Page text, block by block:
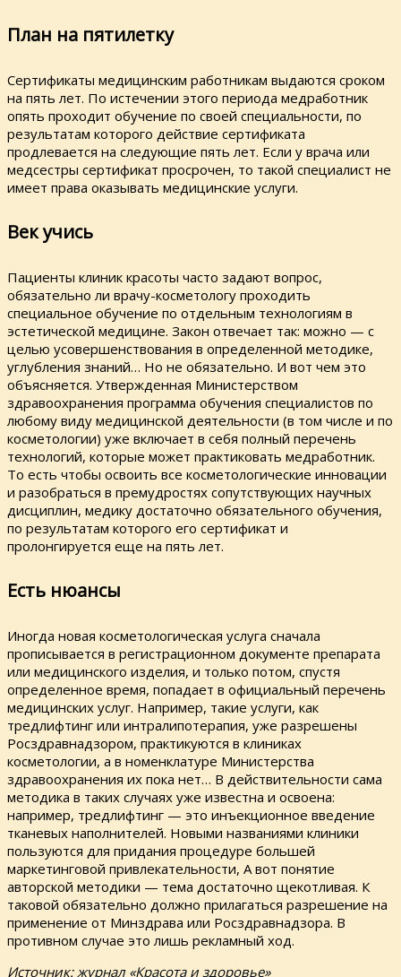
План на пятилетку
Сертификаты медицинским работникам выдаются сроком
на пять лет. По истечении этого периода медработник
опять проходит обучение по своей специальности, по
результатам которого действие сертификата
продлевается на следующие пять лет. Если у врача или
медсестры сертификат просрочен, то такой специалист не
имеет права оказывать медицинские услуги.
Век учись
Пациенты клиник красоты часто задают вопрос,
обязательно ли врачу-косметологу проходить
специальное обучение по отдельным технологиям в
эстетической медицине. Закон отвечает так: можно — с
целью усовершенствования в определенной методике,
углубления знаний… Но не обязательно. И вот чем это
объясняется. Утвержденная Министерством
здравоохранения программа обучения специалистов по
любому виду медицинской деятельности (в том числе и по
косметологии) уже включает в себя полный перечень
технологий, которые может практиковать медработник.
То есть чтобы освоить все косметологические инновации
и разобраться в премудростях сопутствующих научных
дисциплин, медику достаточно обязательного обучения,
по результатам которого его сертификат и
пролонгируется еще на пять лет.
Есть нюансы
Иногда новая косметологическая услуга сначала
прописывается в регистрационном документе препарата
или медицинского изделия, и только потом, спустя
определенное время, попадает в официальный перечень
медицинских услуг. Например, такие услуги, как
тредлифтинг или интралипотерапия, уже разрешены
Росздравнадзором, практикуются в клиниках
косметологии, а в номенклатуре Министерства
здравоохранения их пока нет… В действительности сама
методика в таких случаях уже известна и освоена:
например, тредлифтинг — это инъекционное введение
тканевых наполнителей. Новыми названиями клиники
пользуются для придания процедуре большей
маркетинговой привлекательности, А вот понятие
авторской методики — тема достаточно щекотливая. К
таковой обязательно должно прилагаться разрешение на
применение от Минздрава или Росздравнадзора. В
противном случае это лишь рекламный ход.
Источник: журнал «Красота и здоровье»